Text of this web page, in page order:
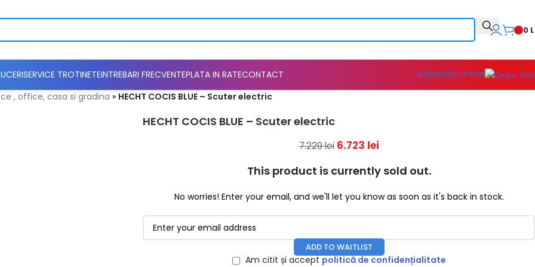
0
SERVICE TROTINETEINTREBARI FRECVENTEPLATA IN RATECONTACT
Asistență Online
, office, casa si gradina » HECHT COCIS BLUE – Scuter electric
HECHT COCIS BLUE – Scuter electric
7.229lei 6.723 lei
This product is currently sold out.
No worries! Enter your email, and we'll let you know as soon as it's back in stock.
ADD TO WAITLIST
Am citit și accept politică de confidențialitate